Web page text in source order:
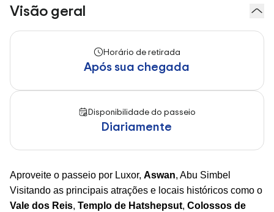
Visão geral
Horário de retirada
Após sua chegada
Disponibilidade do passeio
Diariamente
Aproveite o passeio por Luxor, Aswan, Abu Simbel
Visitando as principais atrações e locais históricos como o
Vale dos Reis, Templo de Hatshepsut, Colossos de